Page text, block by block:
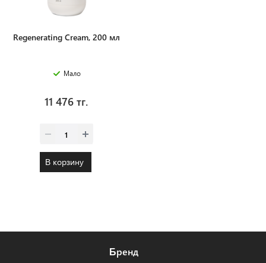
Regenerating Cream, 200 мл
Мало
11 476 тг.
В корзину
Бренд